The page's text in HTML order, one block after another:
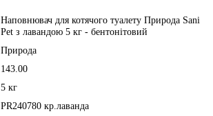
Наповнювач для котячого туалету Природа Sani
Pet з лавандою 5 кг - бентонітовий
Природа
143.00
5 кг
PR240780 кр.лаванда